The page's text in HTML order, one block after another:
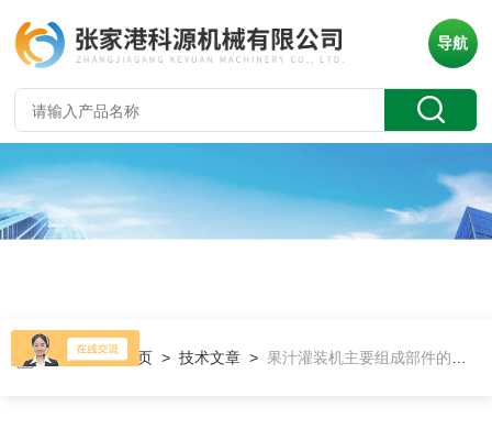
导航
当前位置：首页 >技术文章 > 果汁灌装机主要组成部件的功能特点介绍